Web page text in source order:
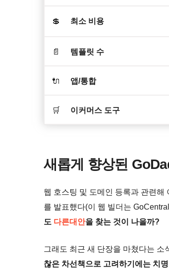
💲 최소 비용
📄 템플릿 수
🔌 앱/통합
🛒 이커머스 도구
새롭게 향상된
웹 호스팅 및 도메인 등록과 관련해
를 발표했다(이 웹 빌더는
도 다른대안을 찾는 것이 나을까?
그래도 최근 새 단장을 마쳤다는 소
찮은 차선책으로 고려하기에는 치